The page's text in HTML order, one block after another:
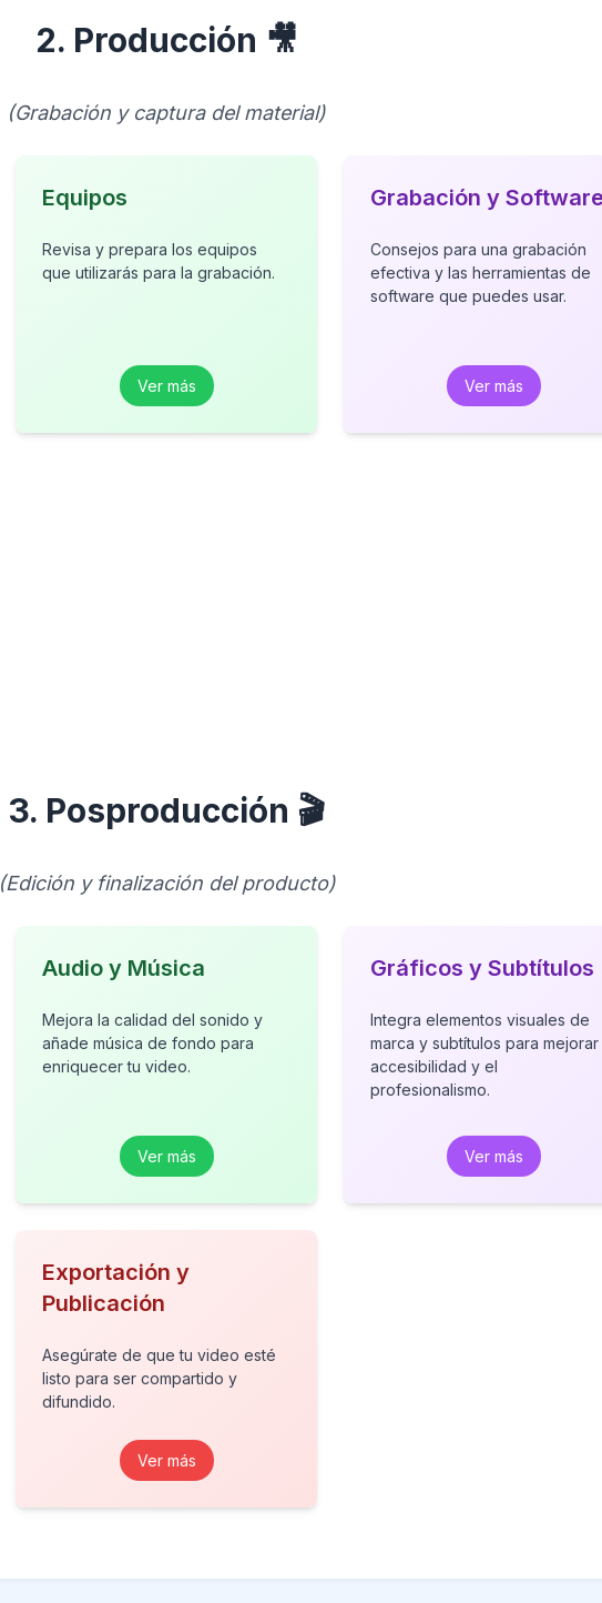
2. Producción 🎥
(Grabación y captura del material)
Equipos
Revisa y prepara los equipos
que utilizarás para la grabación.
Ver más
Grabación y
Consejos para una grabación
efectiva y las herramientas de
software que puedes usar.
Ver más
3. Posproducción 🎬
(Edición y finalización del producto)
Audio y Música
Mejora la calidad del sonido y
añade música de fondo para
enriquecer tu video.
Ver más
Gráficos y Subtítulos
Integra elementos visuales de
marca y subtítulos para mejorar
accesibilidad y el
profesionalismo.
Ver más
Exportación y
Publicación
Asegúrate de que tu video esté
listo para ser compartido y
difundido.
Ver más